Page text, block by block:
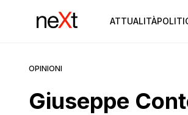
ATTUALITÀ
OPINIONI
Giuseppe